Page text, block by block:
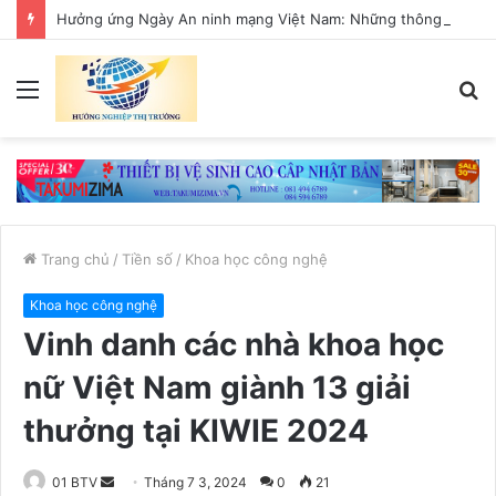
Trang chủ / Tiền số / Khoa học công nghệ
Khoa học công nghệ
Vinh danh các nhà khoa học
nữ Việt Nam giành 13 giải
thưởng tại KIWIE 2024
01 BTV Tháng 7 3, 2024 0 21